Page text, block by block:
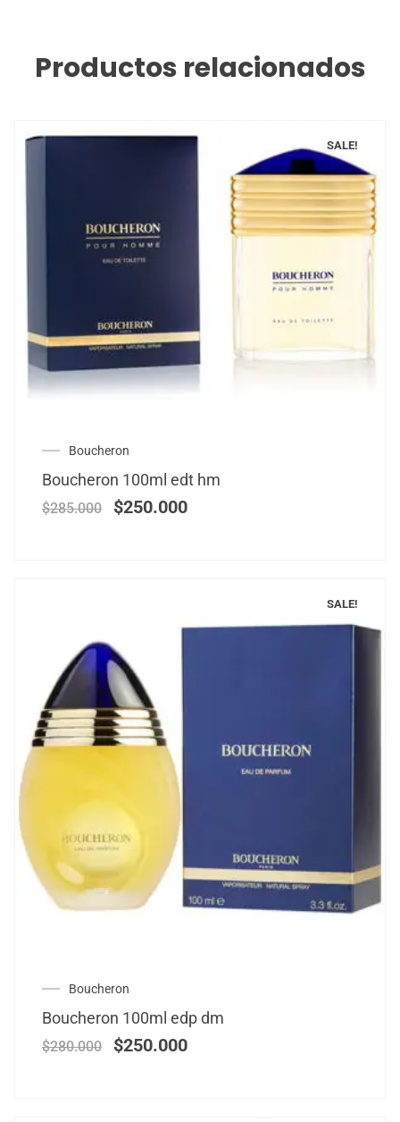
Productos relacionados
SALE!
Boucheron
Boucheron 100ml edt hm
$285.000 $250.000
SALE!
Boucheron
Boucheron 100ml edp dm
$280.000 $250.000